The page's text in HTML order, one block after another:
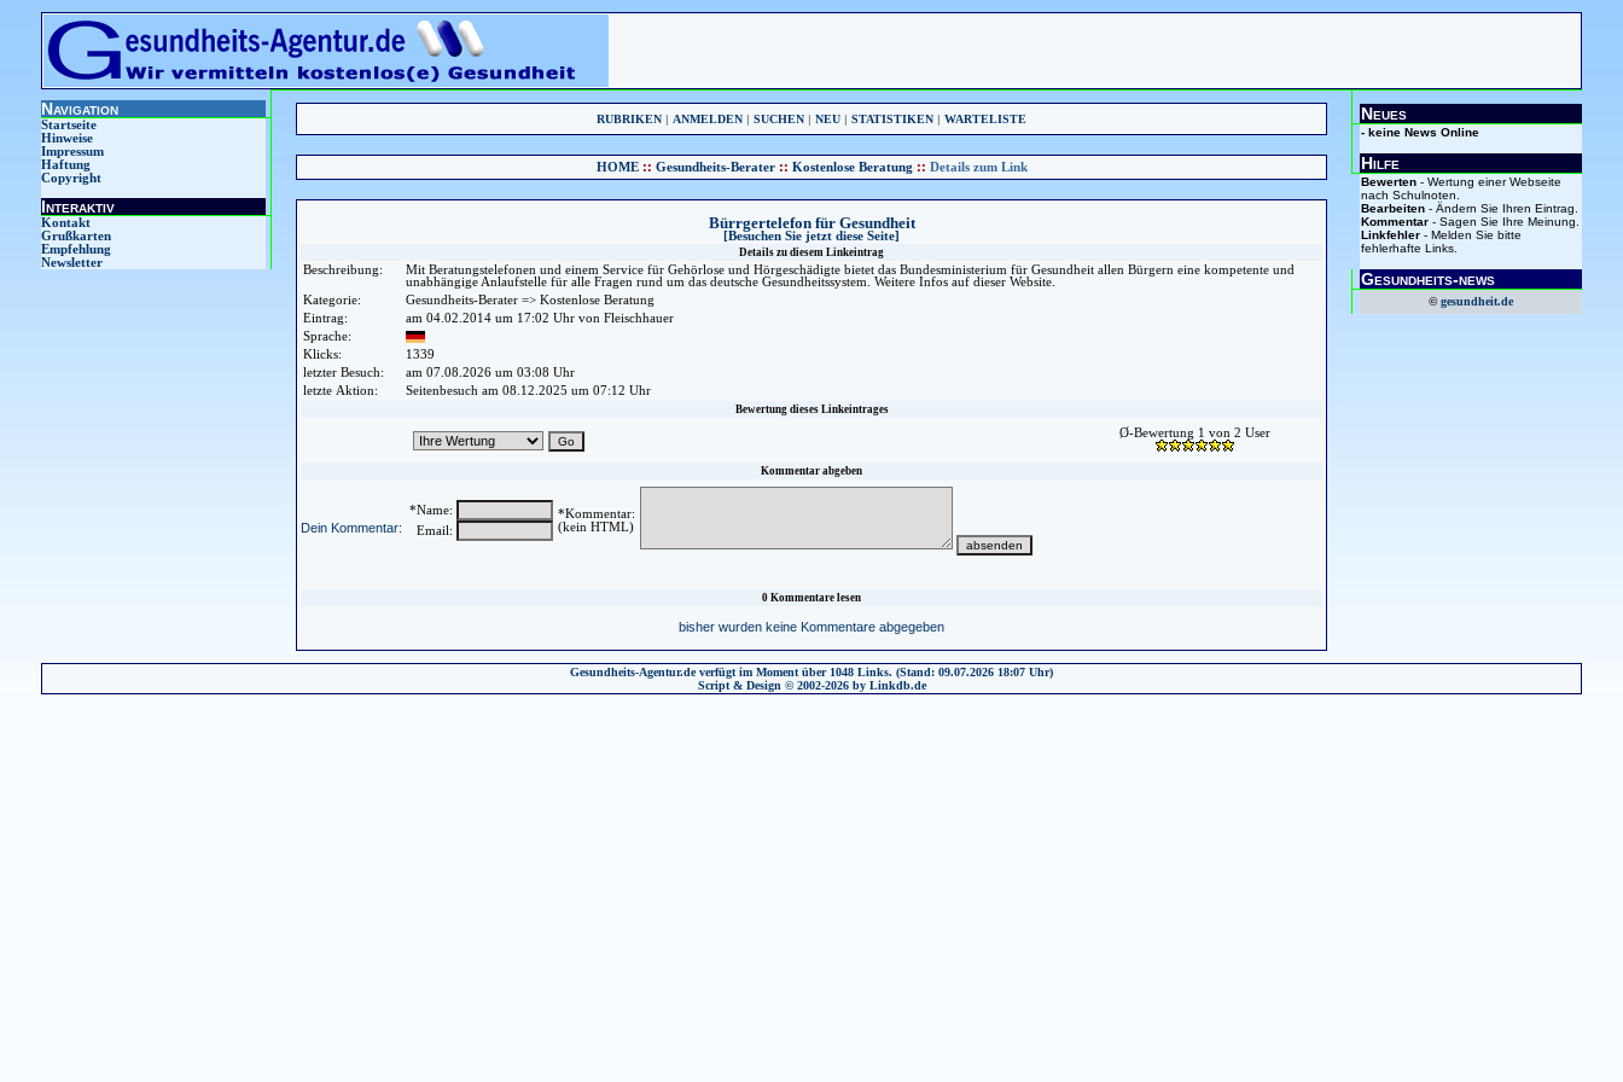
Navigation
Startseite
Hinweise
Impressum
Haftung
Copyright
Interaktiv
Kontakt
Grußkarten
Empfehlung
Newsletter
RUBRIKEN | ANMELDEN | SUCHEN | NEU | STATISTIKEN | WARTELISTE
HOME:: Gesundheits-Berater:: Kostenlose Beratung :: Details zum Link
Bürrgertelefon für Gesundheit
[Besuchen Sie jetzt diese Seite]
Details zu diesem Linkeintrag
Beschreibung:
Mit Beratungstelefonen und einem Service für Gehörlose und Hörgeschädigte bietet das Bundesministerium für Gesundheit allen Bürgern eine kompetente und
unabhängige Anlaufstelle für alle Fragen rund um das deutsche Gesundheitssystem. Weitere Infos auf dieser Website.
Kategorie:
Gesundheits-Berater => Kostenlose Beratung
Eintrag:
am 04.02.2014 um 17:02 Uhr von Fleischhauer
Sprache:
Klicks:
1339
letzter Besuch:
am 07.08.2026 um 03:08 Uhr
letzte Aktion:
Seitenbesuch am 08.12.2025 um 07:12 Uhr
Bewertung dieses Linkeintrages
Ø-Bewertung 1 von 2 User
Kommentar abgeben
Dein Kommentar:
*Name:
Email:
*Kommentar:
(kein HTML)
0 Kommentare lesen
bisher wurden keine Kommentare abgegeben
Neues
- keine News Online
Hilfe
Bewerten - Wertung einer Webseite
nach Schulnoten.
Bearbeiten - Ändern Sie Ihren Eintrag.
Kommentar - Sagen Sie Ihre Meinung.
Linkfehler - Melden Sie bitte
fehlerhafte Links.
Gesundheits-news
© gesundheit.de
Gesundheits-Agentur.de verfügt im Moment über 1048 Links. (Stand: 09.07.2026 18:07 Uhr)
Script & Design © 2002-2026 by Linkdb.de